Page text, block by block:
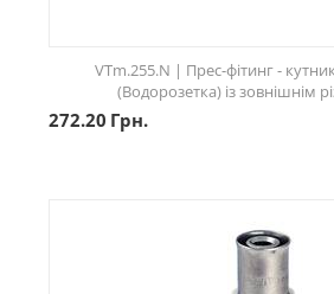
VTm.255.N | Прес-фітинг -
(Водорозетка) із зовнішнім
272.20 Грн.